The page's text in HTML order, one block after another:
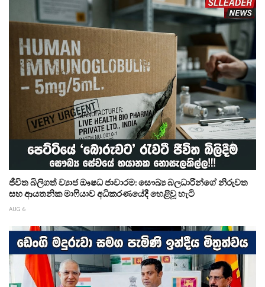
ජීවිත බිලිගත් ව්‍යාජ ඖෂධ ජාවාරම: සෞඛ්‍ය බලධාරීන්ගේ නිරුවත
සහ ආයතනික මාෆියාව අධිකරණයේදී හෙළිවූ හැටි
AUG 6